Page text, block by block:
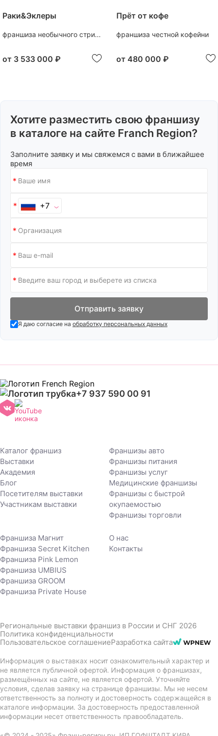
Раки&Эклеры
франшиза необычного стри...
от 3 533 000 ₽
Прёт от кофе
франшиза честной кофейни
от 480 000 ₽
Хотите разместить свою франшизу
в каталоге на сайте Franch Region?
Заполните заявку и мы свяжемся с вами в ближайшее
время
+7
Отправить заявку
Я даю согласие на обработку персональных данных
+7 937 590 00 91
Каталог франшиз
Выставки
Академия
Блог
Посетителям выставки
Участникам выставки
Франшизы авто
Франшизы питания
Франшизы услуг
Медицинские франшизы
Франшизы с быстрой
окупаемостью
Франшизы торговли
Франшиза Магнит
Франшиза Secret Kitchen
Франшиза Pink Lemon
Франшиза UMBIUS
Франшиза GROOM
Франшиза Private House
О нас
Контакты
Региональные выставки франшиз в России и СНГ 2026
Политика конфиденциальности
Пользовательское соглашениеРазработка сайта
Информация о выставках носит ознакомительный характер и
не является публичной офертой. Информация о франшизах,
размещённых на сайте, не является офертой. Уточняйте
условия, сделав заявку на странице франшизы. Мы не несем
ответственность за полноту и достоверность содержащейся в
каталоге информации. За достоверность предоставленной
информации несет ответственность правообладатель.